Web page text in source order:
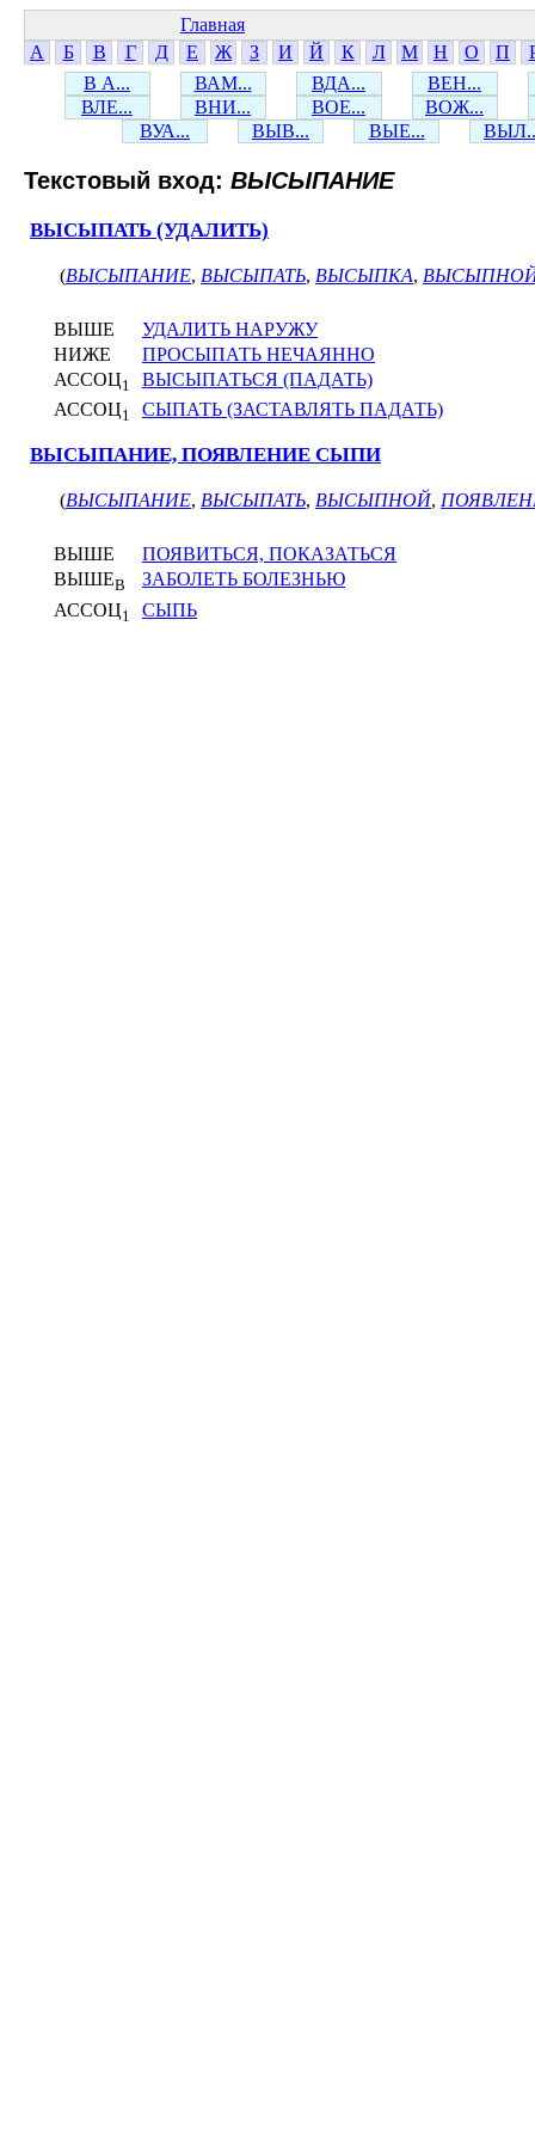
Главная
А
Б В Г Д Е Ж З И Й К Л М Н О П
В А...
ВАМ... ВДА...
ВЕН...
ВЛЕ...
ВНИ... ВОЕ...
ВОЖ...
ВУА...
ВЫВ... ВЫЕ...
Текстовый вход: ВЫСЫПАНИЕ
ВЫСЫПАТЬ (УДАЛИТЬ)
(ВЫСЫПАНИЕ, ВЫСЫПАТЬ, ВЫСЫПКА,
ВЫШЕ
УДАЛИТЬ НАРУЖУ
НИЖЕ
ПРОСЫПАТЬ НЕЧАЯННО
АССОЦ1
ВЫСЫПАТЬСЯ (ПАДАТЬ)
АССОЦ1 СЫПАТЬ (ЗАСТАВЛЯТЬ ПАДАТЬ)
ВЫСЫПАНИЕ, ПОЯВЛЕНИЕ СЫПИ
(ВЫСЫПАНИЕ, ВЫСЫПАТЬ, ВЫСЫПНОЙ,
ВЫШЕ
ПОЯВИТЬСЯ, ПОКАЗАТЬСЯ
ВЫШЕВ
ЗАБОЛЕТЬ БОЛЕЗНЬЮ
АССОЦ1 СЫПЬ